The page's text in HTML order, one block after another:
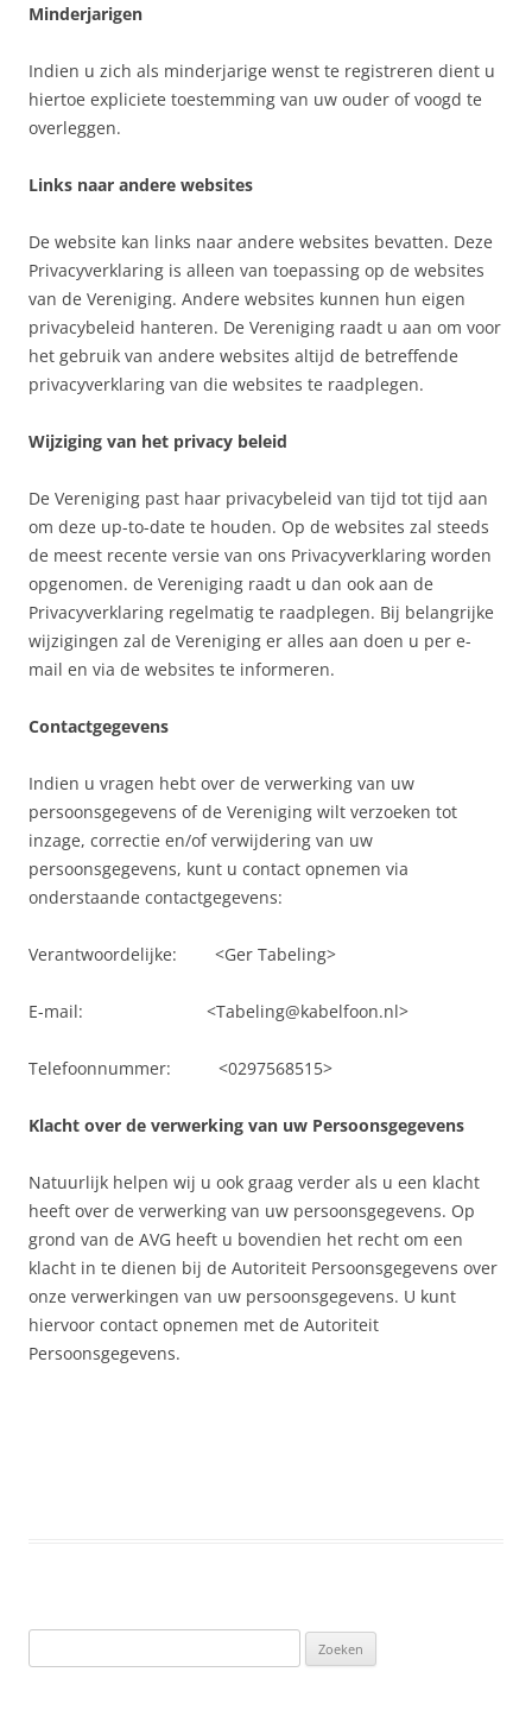
Minderjarigen
Indien u zich als minderjarige wenst te registreren dient u
hiertoe expliciete toestemming van uw ouder of voogd te
overleggen.
Links naar andere websites
De website kan links naar andere websites bevatten. Deze
Privacyverklaring is alleen van toepassing op de websites
van de Vereniging. Andere websites kunnen hun eigen
privacybeleid hanteren. De Vereniging raadt u aan om voor
het gebruik van andere websites altijd de betreffende
privacyverklaring van die websites te raadplegen.
Wijziging van het privacy beleid
De Vereniging past haar privacybeleid van tijd tot tijd aan
om deze up-to-date te houden. Op de websites zal steeds
de meest recente versie van ons Privacyverklaring worden
opgenomen. de Vereniging raadt u dan ook aan de
Privacyverklaring regelmatig te raadplegen. Bij belangrijke
wijzigingen zal de Vereniging er alles aan doen u per e-
mail en via de websites te informeren.
Contactgegevens
Indien u vragen hebt over de verwerking van uw
persoonsgegevens of de Vereniging wilt verzoeken tot
inzage, correctie en/of verwijdering van uw
persoonsgegevens, kunt u contact opnemen via
onderstaande contactgegevens:
Verantwoordelijke: <Ger Tabeling>
E-mail: <Tabeling@kabelfoon.nl>
Telefoonnummer: <0297568515>
Klacht over de verwerking van uw Persoonsgegevens
Natuurlijk helpen wij u ook graag verder als u een klacht
heeft over de verwerking van uw persoonsgegevens. Op
grond van de AVG heeft u bovendien het recht om een
klacht in te dienen bij de Autoriteit Persoonsgegevens over
onze verwerkingen van uw persoonsgegevens. U kunt
hiervoor contact opnemen met de Autoriteit
Persoonsgegevens.
naar: